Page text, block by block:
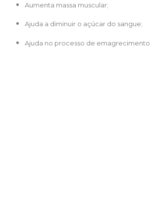
Aumenta massa muscular;
Ajuda a diminuir o açúcar do sangue;
Ajuda no processo de emagrecimento.